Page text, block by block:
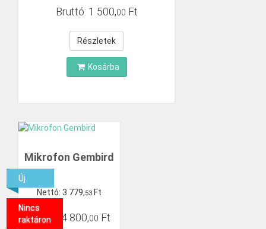
Bruttó: 1 500,00 Ft
Részletek
Kosárba
Mikrofon Gembird
Nettó: 3 779,53 Ft
Bruttó: 4 800,00 Ft
Új
Nincs
raktáron